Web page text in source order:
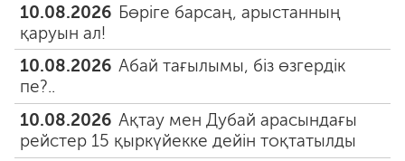
10.08.2026 Бөріге барсаң, арыстанның
қаруын ал!
10.08.2026 Абай тағылымы, біз өзгердік
пе?..
10.08.2026 Ақтау мен Дубай арасындағы
рейстер 15 қыркүйекке дейін тоқтатылды